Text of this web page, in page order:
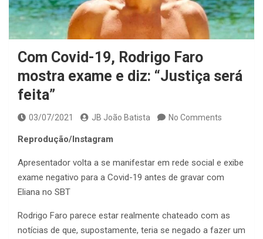
Com Covid-19, Rodrigo Faro
mostra exame e diz: “Justiça será
feita”
03/07/2021 JB João Batista No Comments
Reprodução/Instagram
Apresentador volta a se manifestar em rede social e exibe
exame negativo para a Covid-19 antes de gravar com
Eliana no SBT
Rodrigo Faro parece estar realmente chateado com as
notícias de que, supostamente, teria se negado a fazer um